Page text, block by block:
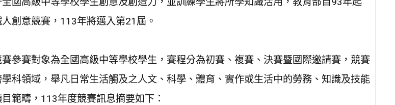
創意競賽，113年將邁入第21屆。
參賽對象為全國高級中等學校學生，賽程分為初賽、複賽、決賽暨國際邀請賽，競賽
科領域，舉凡日常生活觸及之人文、科學、體育、實作或生活中的勞務、知識及技能
範疇，113年度競賽訊息摘要如下：